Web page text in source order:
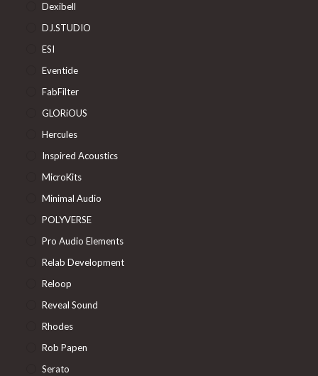
Dexibell
DJ.STUDIO
ESI
Eventide
FabFilter
GLORiOUS
Hercules
Inspired Acoustics
MicroKits
Minimal Audio
POLYVERSE
Pro Audio Elements
Relab Development
Reloop
Reveal Sound
Rhodes
Rob Papen
Serato